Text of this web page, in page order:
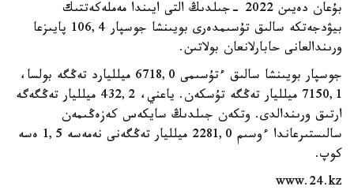
بۇعان دەيىن 2022 -جىلدىڭ التى ايىندا مەملەكەتتىك
بيۋدجەتكە سالىق تۇسىمدەرى بويىنشا جوسپار 106,4 پايىزعا
ورىندالعانى حابارلانعان بولاتىن.
جوسپار بويىنشا سالىق ءتۇسىمى 6718,0 ميلليارد تەڭگە بولسا،
7150,1 ميلليار تەڭگە تۇسكەن. ياعني، 432,2 ميلليار تەڭگەگە
ارتىق ورىندالدى. وتكەن جىلدىڭ سايكەس كەزەڭىمەن
سالىستىرعاندا ءوسىم 2281,0 ميلليار تەڭگەنى نەمەسە 1,5 ەسە
كوپ.
www.24.kz